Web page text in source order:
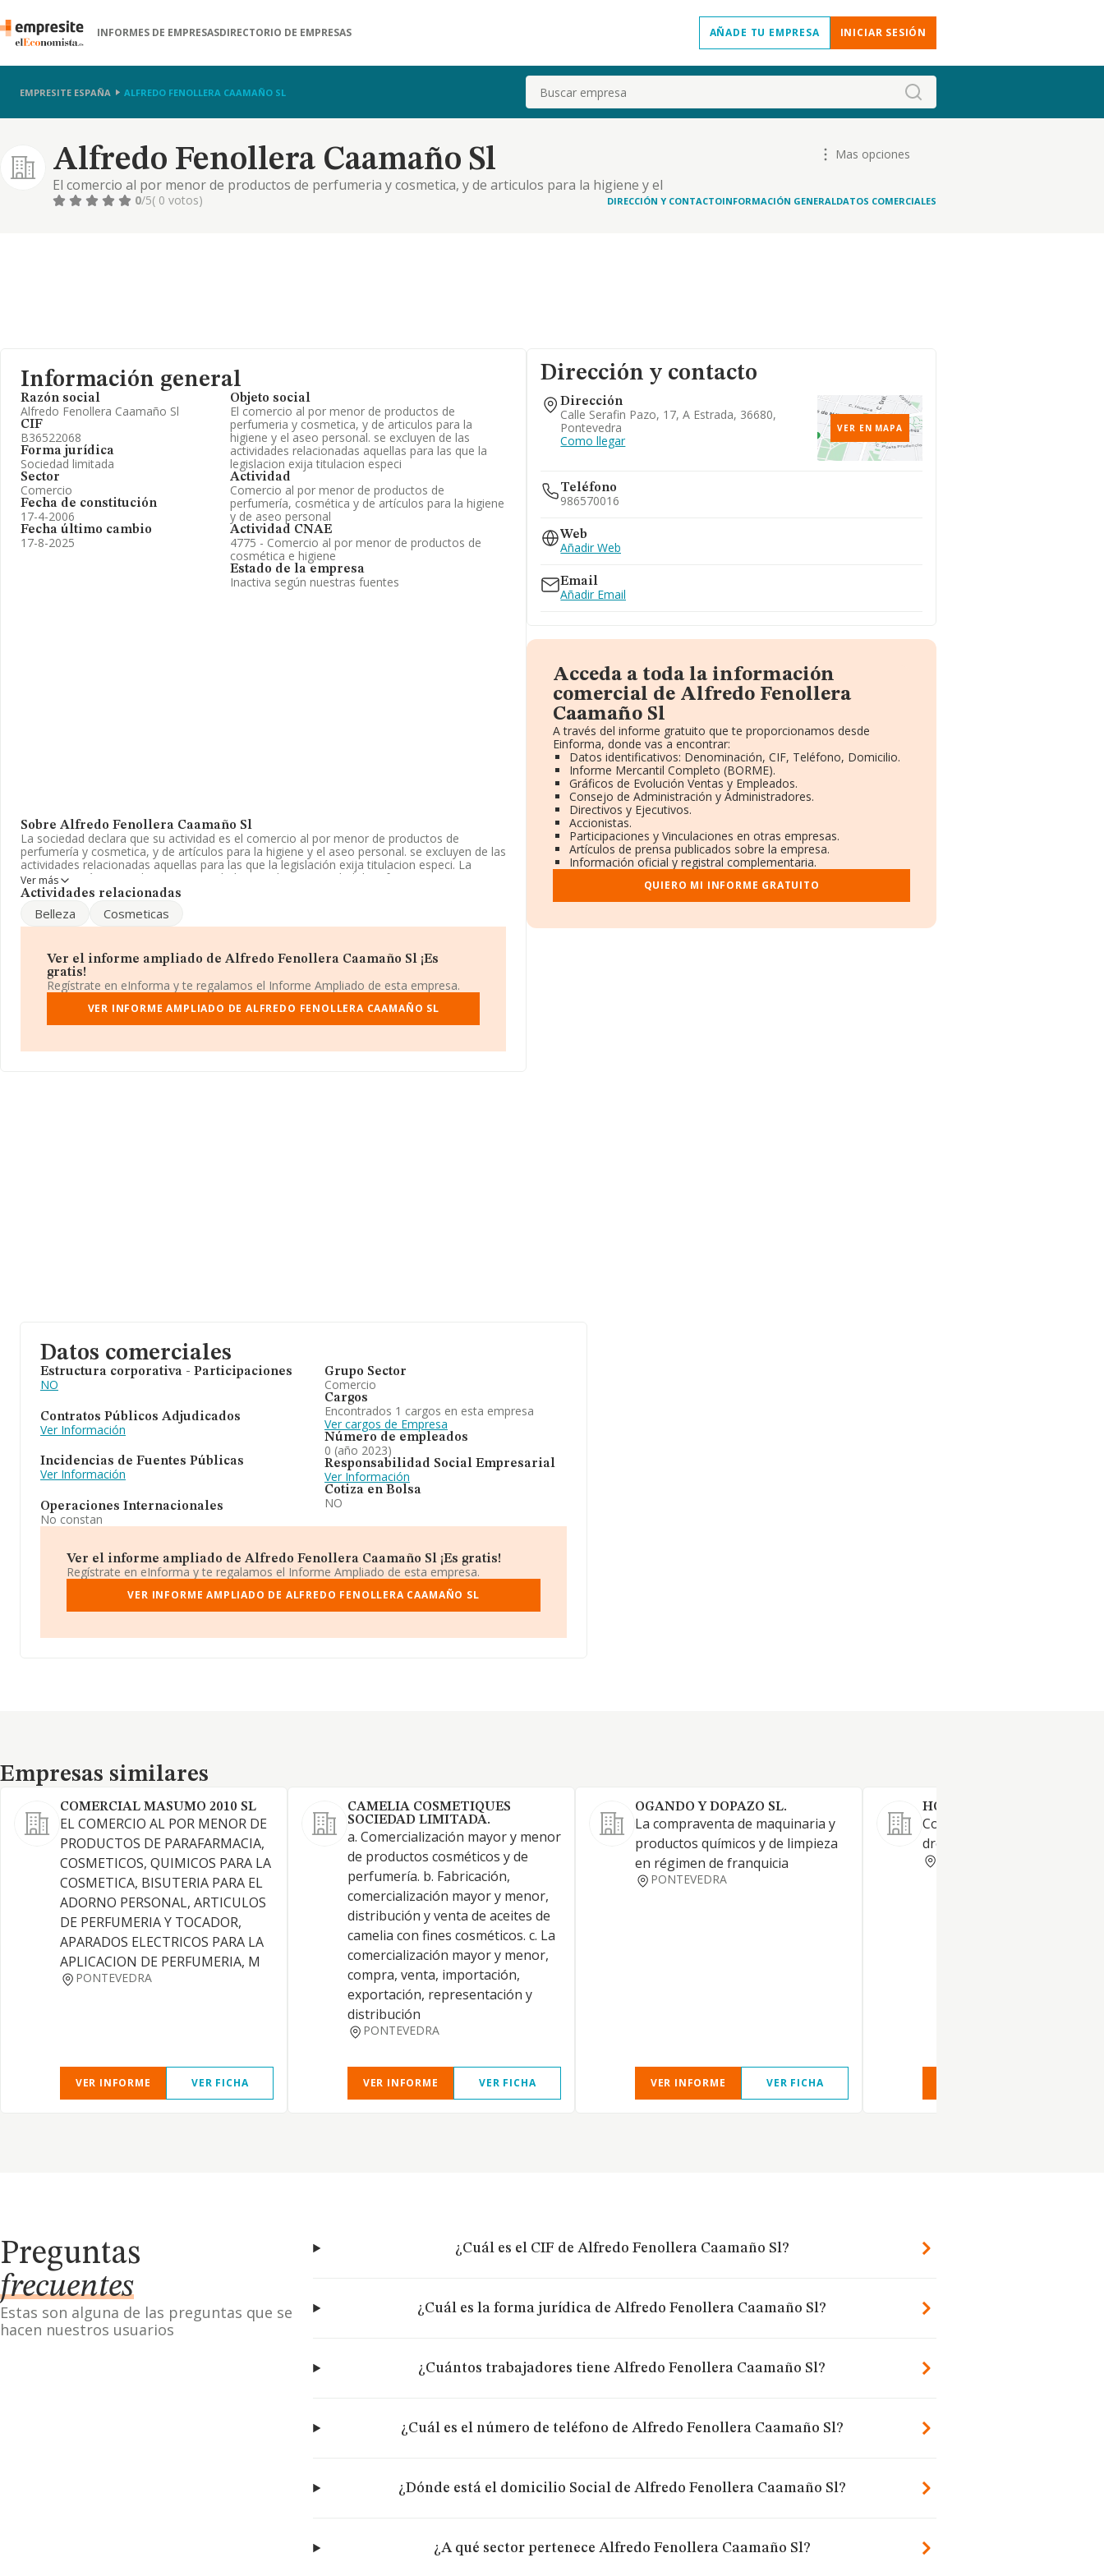
INFORMES DE EMPRESASDIRECTORIO DE EMPRESAS AÑADE TU EMPRESA INICIAR SESIÓN
EMPRESITE ESPAÑA ALFREDO FENOLLERA CAAMAÑO SL Buscar
Alfredo Fenollera Caamaño Sl
El comercio al por menor de productos de perfumeria y cosmetica, y de articulos para la higiene y el
aseo personal. se excluyen de las actividades relacionadas aquellas para las que la legislacion exija
Mas opciones
0/5( 0 votos) DIRECCIÓN Y CONTACTOINFORMACIÓN GENERALDATOS COMERCIALES
Información general
Razón social
Alfredo Fenollera Caamaño Sl
CIF
B36522068
Forma jurídica
Sociedad limitada
Sector
Comercio
Fecha de constitución
17-4-2006
Fecha último cambio
17-8-2025
Objeto social
El comercio al por menor de productos de
perfumeria y cosmetica, y de articulos para la
higiene y el aseo personal. se excluyen de las
actividades relacionadas aquellas para las que la
legislacion exija titulacion especi
Actividad
Comercio al por menor de productos de
perfumería, cosmética y de artículos para la higiene
y de aseo personal
Actividad CNAE
4775 - Comercio al por menor de productos de
cosmética e higiene
Estado de la empresa
Inactiva según nuestras fuentes
Sobre Alfredo Fenollera Caamaño Sl
La sociedad declara que su actividad es el comercio al por menor de productos de
perfumería y cosmetica, y de artículos para la higiene y el aseo personal. se excluyen de las
actividades relacionadas aquellas para las que la legislación exija titulacion especi. La
empresa está registrada como Sociedad Limitada. La actividad de referencia CNAE
corresponde a 'Comercio al por menor de productos cosméticos e higiénicos en
mercados exteriores.
La sociedad
Alfredo Fenollera Caamaño S.L
, NIF B36522068, tiene domicilio fiscal en
Calle Serafin Pazo núm. 17, (36680), en el municipio de A Estrada, Pontevedra, Galicia.
Con los datos a disposición de INFORMA sobre 7.415 empresas pertenecientes al sector,
la facturación en el ámbito nacional alcanza los 4.174 millones de euros y la media entre
información sobre Pontevedra, en la base de datos INFORMA constan 133 empresas,
Ver más
Actividades relacionadas
Belleza Cosmeticas
Ver el informe ampliado de Alfredo Fenollera Caamaño Sl ¡Es
gratis!
Regístrate en eInforma y te regalamos el Informe Ampliado de esta empresa.
VER INFORME AMPLIADO DE ALFREDO FENOLLERA CAAMAÑO SL
Dirección y contacto
Dirección
Calle Serafin Pazo, 17, A Estrada, 36680,
Pontevedra
Como llegar
VER EN MAPA
Teléfono
986570016
Web
Añadir Web
Email
Añadir Email
Acceda a toda la información
comercial de Alfredo Fenollera
Caamaño Sl
A través del informe gratuito que te proporcionamos desde
Einforma, donde vas a encontrar:
Datos identificativos: Denominación, CIF, Teléfono, Domicilio.
Informe Mercantil Completo (BORME).
Gráficos de Evolución Ventas y Empleados.
Consejo de Administración y Administradores.
Directivos y Ejecutivos.
Accionistas.
Participaciones y Vinculaciones en otras empresas.
Artículos de prensa publicados sobre la empresa.
Información oficial y registral complementaria.
QUIERO MI INFORME GRATUITO
Datos comerciales
Estructura corporativa - Participaciones
NO
Contratos Públicos Adjudicados
Ver Información
Incidencias de Fuentes Públicas
Ver Información
Operaciones Internacionales
No constan
Grupo Sector
Comercio
Cargos
Encontrados 1 cargos en esta empresa
Ver cargos de Empresa
Número de empleados
0 (año 2023)
Responsabilidad Social Empresarial
Ver Información
Cotiza en Bolsa
NO
Ver el informe ampliado de Alfredo Fenollera Caamaño Sl ¡Es gratis!
Regístrate en eInforma y te regalamos el Informe Ampliado de esta empresa.
VER INFORME AMPLIADO DE ALFREDO FENOLLERA CAAMAÑO SL
Empresas similares
Empresas similares
COMERCIAL MASUMO 2010 SL
EL COMERCIO AL POR MENOR DE
PRODUCTOS DE PARAFARMACIA,
COSMETICOS, QUIMICOS PARA LA
COSMETICA, BISUTERIA PARA EL
ADORNO PERSONAL, ARTICULOS
DE PERFUMERIA Y TOCADOR,
APARADOS ELECTRICOS PARA LA
APLICACION DE PERFUMERIA, M
PONTEVEDRA
VER INFORME VER FICHA
CAMELIA COSMETIQUES
SOCIEDAD LIMITADA.
a. Comercialización mayor y menor
de productos cosméticos y de
perfumería. b. Fabricación,
comercialización mayor y menor,
distribución y venta de aceites de
camelia con fines cosméticos. c. La
comercialización mayor y menor,
compra, venta, importación,
exportación, representación y
distribución
PONTEVEDRA
VER INFORME VER FICHA
OGANDO Y DOPAZO SL.
La compraventa de maquinaria y
productos químicos y de limpieza
en régimen de franquicia
PONTEVEDRA
VER INFORME VER FICHA
HOGARLIN SA
Comercio menor de
droguería y parafarmacia
Preguntas
frecuentes
Estas son alguna de las preguntas que se
hacen nuestros usuarios
¿Cuál es el CIF de Alfredo Fenollera Caamaño Sl?
¿Cuál es la forma jurídica de Alfredo Fenollera Caamaño Sl?
¿Cuántos trabajadores tiene Alfredo Fenollera Caamaño Sl?
¿Cuál es el número de teléfono de Alfredo Fenollera Caamaño Sl?
¿Dónde está el domicilio Social de Alfredo Fenollera Caamaño Sl?
¿A qué sector pertenece Alfredo Fenollera Caamaño Sl?